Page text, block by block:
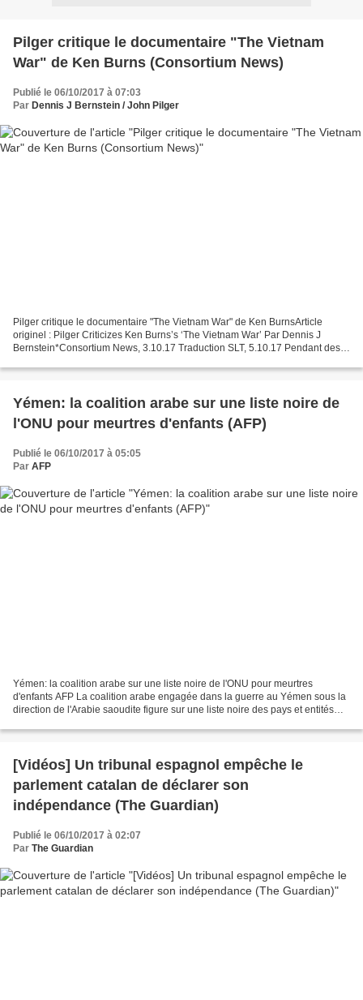
Pilger critique le documentaire "The Vietnam
War" de Ken Burns (Consortium News)
Publié le 06/10/2017 à 07:03
Par Dennis J Bernstein / John Pilger
Pilger critique le documentaire "The Vietnam War" de Ken BurnsArticle
originel : Pilger Criticizes Ken Burns’s ‘The Vietnam War’ Par Dennis J
Bernstein*Consortium News, 3.10.17 Traduction SLT, 5.10.17 Pendant des
Yémen: la coalition arabe sur une liste noire de
l'ONU pour meurtres d'enfants (AFP)
Publié le 06/10/2017 à 05:05
Par AFP
Yémen: la coalition arabe sur une liste noire de l'ONU pour meurtres
d'enfants AFP La coalition arabe engagée dans la guerre au Yémen sous la
direction de l'Arabie saoudite figure sur une liste noire des pays et entités
[Vidéos] Un tribunal espagnol empêche le
parlement catalan de déclarer son
indépendance (The Guardian)
Publié le 06/10/2017 à 02:07
Par The Guardian